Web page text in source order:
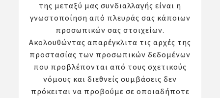
της μεταξύ μας συνδιαλλαγής είναι η
γνωστοποίηση από πλευράς σας κάποιων
προσωπικών σας στοιχείων.
Ακολουθώντας απαρέγκλιτα τις αρχές της
προστασίας των προσωπικών δεδομένων
που προβλέπονται από τους σχετικούς
νόμους και διεθνείς συμβάσεις δεν
πρόκειται να προβούμε σε οποιαδήποτε